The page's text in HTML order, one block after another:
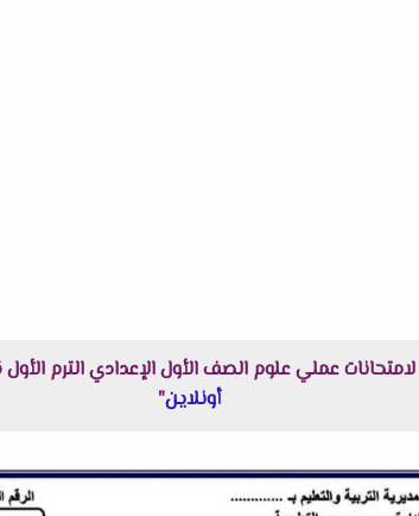
الصف الأول الإعدادي الترم الأول 2026 لمستر مينا عوض هنا عبر موقعنا "
أونلاين"